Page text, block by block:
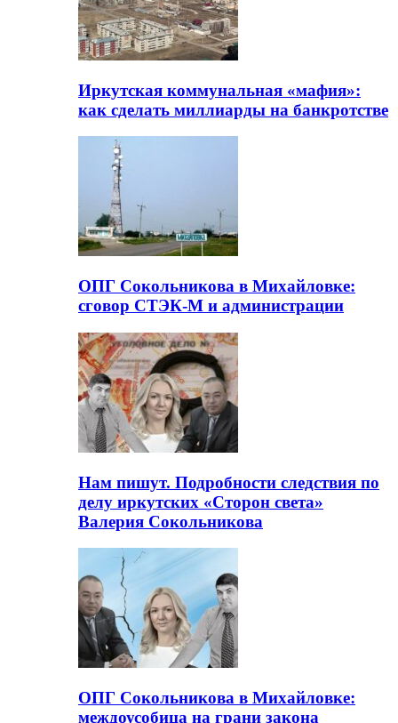
Иркутская коммунальная «мафия»:
как сделать миллиарды на банкротстве
ОПГ Сокольникова в Михайловке:
сговор СТЭК-М и администрации
Нам пишут. Подробности следствия по
делу иркутских «Сторон света»
Валерия Сокольникова
ОПГ Сокольникова в Михайловке:
междоусобица на грани закона